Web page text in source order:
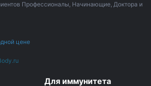
Профессионалы, Начинающие, Доктора и
цене
Для иммунитета